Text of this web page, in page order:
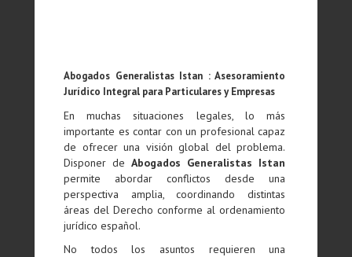
Abogados Generalistas Istan : Asesoramiento
Jurídico Integral para Particulares y Empresas
En muchas situaciones legales, lo más
importante es contar con un profesional capaz
de ofrecer una visión global del problema.
Disponer deAbogados Generalistas Istan
permite abordar conflictos desde una
perspectiva amplia, coordinando distintas
áreas del Derecho conforme al ordenamiento
jurídico español.
No todos los asuntos requieren una